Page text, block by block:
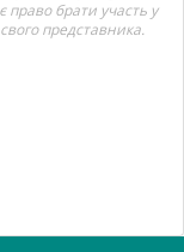
право брати участь у
представника.